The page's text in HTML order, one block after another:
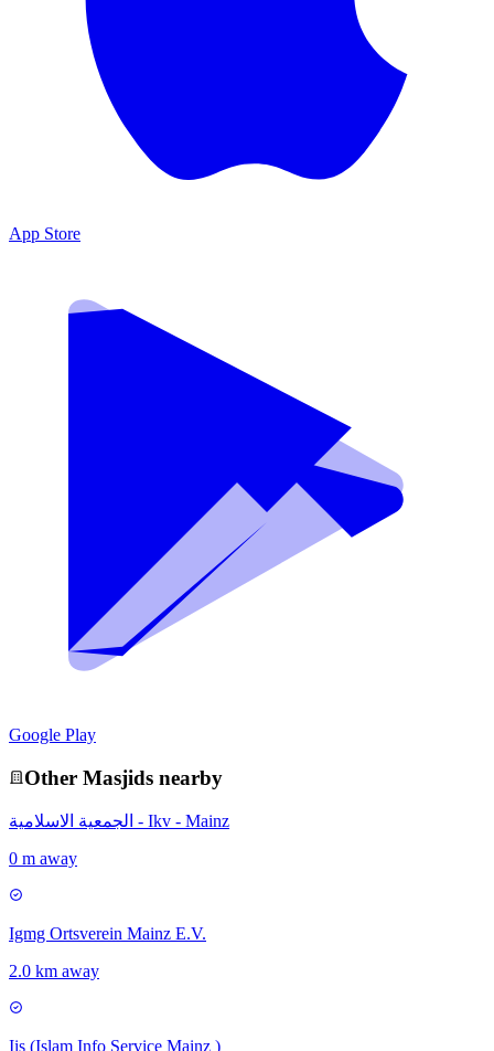
App Store
Google Play
Other Masjids nearby
الجمعية الاسلامية - Ikv - Mainz
0 m away
Igmg Ortsverein Mainz E.V.
2.0 km away
Iis (Islam Info Service Mainz )